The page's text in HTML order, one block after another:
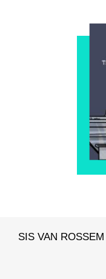
SIS VAN ROSSEM